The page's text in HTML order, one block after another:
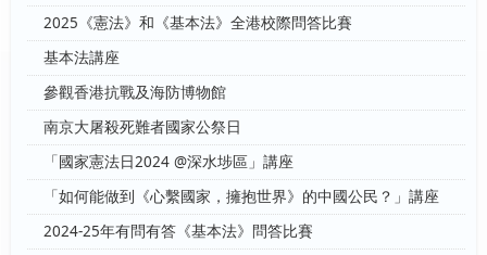
2025《憲法》和《基本法》全港校際問答比賽
基本法講座
參觀香港抗戰及海防博物館
南京大屠殺死難者國家公祭日
「國家憲法日2024 @深水埗區」講座
「如何能做到《心繫國家，擁抱世界》的中國公民？」講座
2024-25年有問有答《基本法》問答比賽